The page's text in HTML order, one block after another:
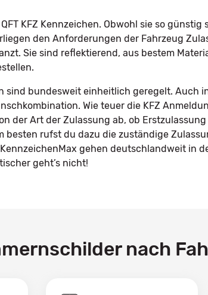
KFZ Kennzeichen. Obwohl sie so günstig
den Anforderungen der Fahrzeug
Sie sind reflektierend, aus bestem
sind bundesweit einheitlich geregelt. Auch
Wie teuer die KFZ
der Art der Zulassung ab, ob
besten rufst du dazu die zuständige
gehen deutschlandweit in
geht’s nicht!
nach